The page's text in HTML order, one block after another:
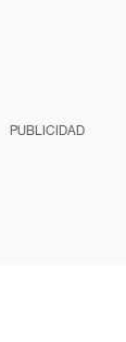
PUBLICIDAD